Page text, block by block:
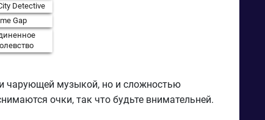
Detective
Gap
чарующей музыкой, но и сложностью
очки, так что будьте внимательней.